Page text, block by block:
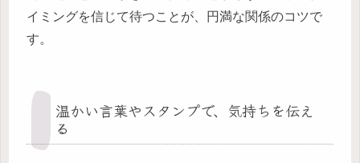
イミングを信じて待つことが、円満な関係のコツで
す。
温かい言葉やスタンプで、気持ちを伝え
る